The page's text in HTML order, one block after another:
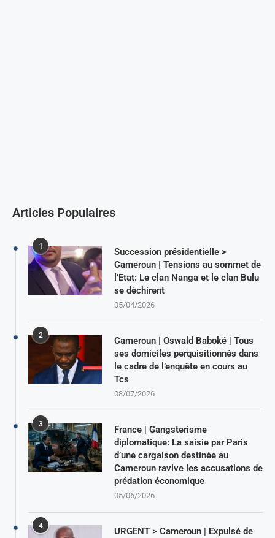
Articles Populaires
1
Succession présidentielle >
Cameroun | Tensions au sommet de
l’Etat: Le clan Nanga et le clan Bulu
se déchirent
05/04/2026
2
Cameroun | Oswald Baboké | Tous
ses domiciles perquisitionnés dans
le cadre de l’enquête en cours au
Tcs
08/07/2026
3
France | Gangsterisme
diplomatique: La saisie par Paris
d’une cargaison destinée au
Cameroun ravive les accusations de
prédation économique
05/06/2026
4
URGENT > Cameroun | Expulsé de